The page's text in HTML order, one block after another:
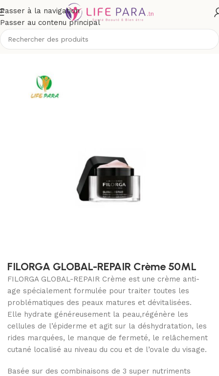
Passer à la navigation
Passer au contenu principal
anti-âge et anti-rides/Rides marquées, perte de fermeté
FILORGA GLOBAL-REPAIR Crème 50ML
FILORGA GLOBAL-REPAIR Crème est une crème anti-
age spécialement formulée pour traiter toutes les
problématiques des peaux matures et dévitalisées.
Elle hydrate généreusement la peau,régénère les
cellules de l’épiderme et agit sur la déshydratation, les
rides marquées, le manque de fermeté, le relâchement
cutané localisé au niveau du cou et de l’ovale du visage.
Basée sur des combinaisons de 3 super nutriments